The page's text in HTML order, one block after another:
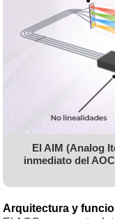
El AIM (Analog
inmediato del
Arquitectura y